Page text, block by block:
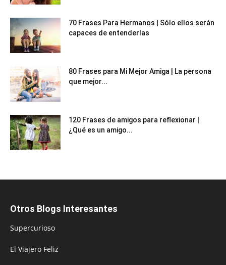
70 Frases Para Hermanos | Sólo ellos serán
capaces de entenderlas
80 Frases para Mi Mejor Amiga | La persona
que mejor...
120 Frases de amigos para reflexionar |
¿Qué es un amigo...
Otros Blogs Interesantes
Supercurioso
El Viajero Feliz